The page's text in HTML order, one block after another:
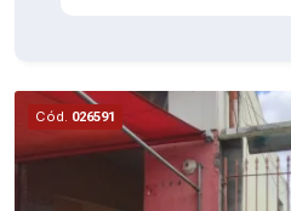
Cód. 026591